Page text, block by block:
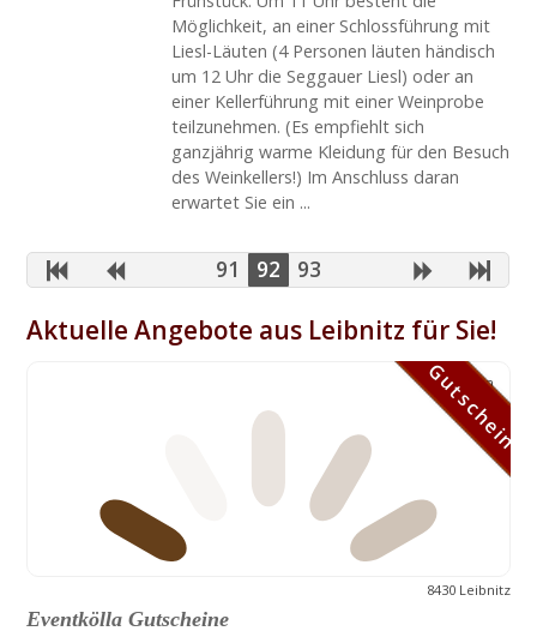
Möglichkeit, an einer Schlossführung mit
Liesl-Läuten (4 Personen läuten händisch
um 12 Uhr die Seggauer Liesl) oder an
einer Kellerführung mit einer Weinprobe
teilzunehmen. (Es empfiehlt sich
ganzjährig warme Kleidung für den Besuch
des Weinkellers!) Im Anschluss daran
erwartet Sie ein ...
91 92 93
Aktuelle Angebote aus Leibnitz für Sie!
Gutschein
8430 Leibnitz
Eventkölla Gutscheine
Gutschein